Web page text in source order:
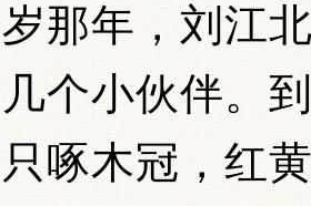
那年，刘江
个小伙伴。
啄木冠，红